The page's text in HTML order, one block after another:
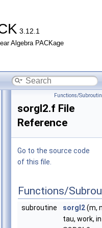
3.12.1
Algebra PACKage
Functions/
sorgl2.f File
Reference
Go to the source code
of this file.
Functions/
subroutine sorgl2(m,
tau, work,